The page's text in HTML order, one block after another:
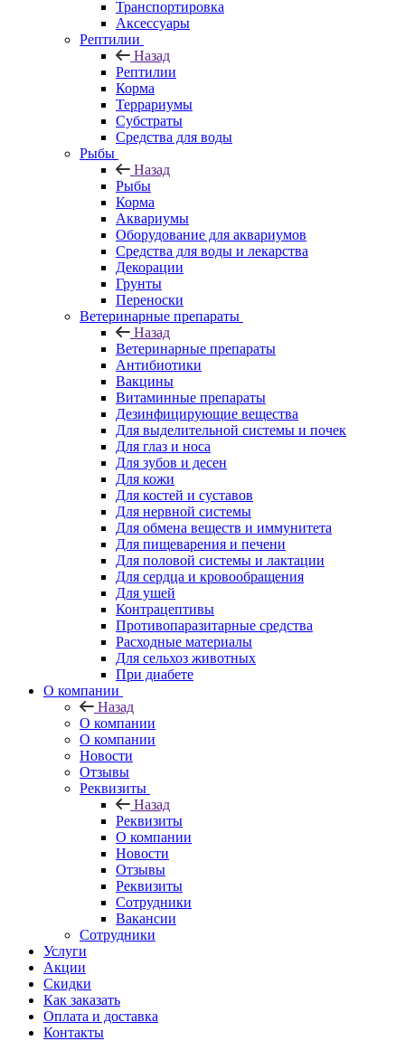
Транспортировка
Аксессуары
Рептилии
Назад
Рептилии
Корма
Террариумы
Субстраты
Средства для воды
Рыбы
Назад
Рыбы
Корма
Аквариумы
Оборудование для аквариумов
Средства для воды и лекарства
Декорации
Грунты
Переноски
Ветеринарные препараты
Назад
Ветеринарные препараты
Антибиотики
Вакцины
Витаминные препараты
Дезинфицирующие вещества
Для выделительной системы и почек
Для глаз и носа
Для зубов и десен
Для кожи
Для костей и суставов
Для нервной системы
Для обмена веществ и иммунитета
Для пищеварения и печени
Для половой системы и лактации
Для сердца и кровообращения
Для ушей
Контрацептивы
Противопаразитарные средства
Расходные материалы
Для сельхоз животных
При диабете
О компании
Назад
О компании
О компании
Новости
Отзывы
Реквизиты
Назад
Реквизиты
О компании
Новости
Отзывы
Реквизиты
Сотрудники
Вакансии
Сотрудники
Услуги
Акции
Скидки
Как заказать
Оплата и доставка
Контакты